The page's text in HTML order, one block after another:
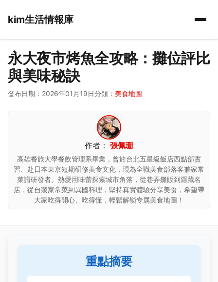
kim生活情報庫
永大夜市烤魚全攻略：攤位評比
與美味秘訣
發布日期：2026年01月19日分類： 美食地圖
作者： 張佩珊
高雄餐旅大學餐飲管理系畢業，曾於台北五星級飯店西點部實
習、赴日本東京短期研修美食文化，現為全職美食部落客兼家常
菜譜研發者。熱愛用味蕾探索城市角落，從巷弄攤販到隱藏名
店，從自製家常菜到異國料理，堅持真實體驗分享美食，希望帶
大家吃得開心、吃得懂，輕鬆解锁专属美食地圖！
重點摘要